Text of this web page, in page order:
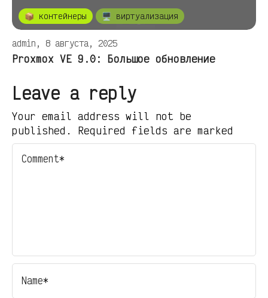
📦 контейнеры 🖥️ виртуализация
admin, 8 августа, 2025
Proxmox VE 9.0: Большое обновление
Leave a reply
Your email address will not be
published. Required fields are marked